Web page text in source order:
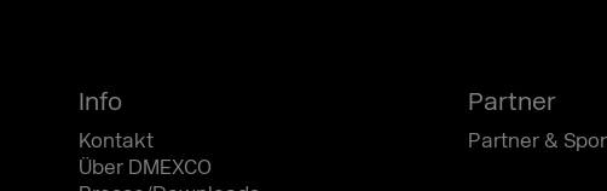
Info
Kontakt
Über DMEXCO
Partner
Partner &